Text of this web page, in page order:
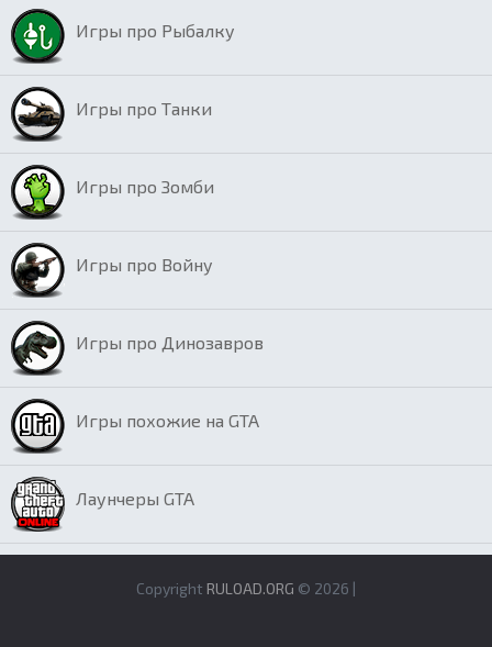
Игры про Рыбалку
Игры про Танки
Игры про Зомби
Игры про Войну
Игры про Динозавров
Игры похожие на GTA
Лаунчеры GTA
Copyright RULOAD.ORG © 2026 |